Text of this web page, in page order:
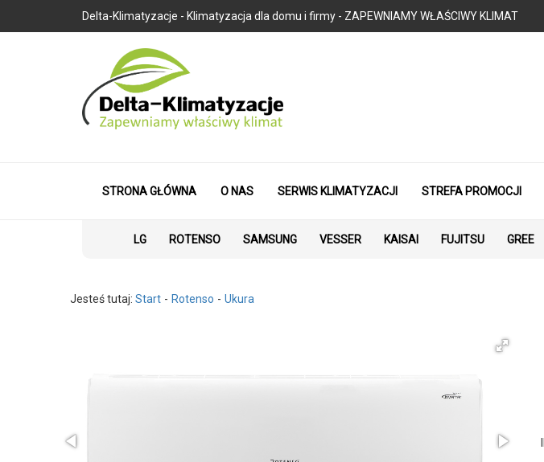
Delta-Klimatyzacje - Klimatyzacja dla domu i firmy - ZAPEWNIAMY WŁAŚCIWY KLIMAT
STRONA GŁÓWNA O NAS SERWIS KLIMATYZACJI STREFA PROMOCJI
LG ROTENSO SAMSUNG VESSER KAISAI FUJITSU GREE
Jesteś tutaj: Start Rotenso Ukura